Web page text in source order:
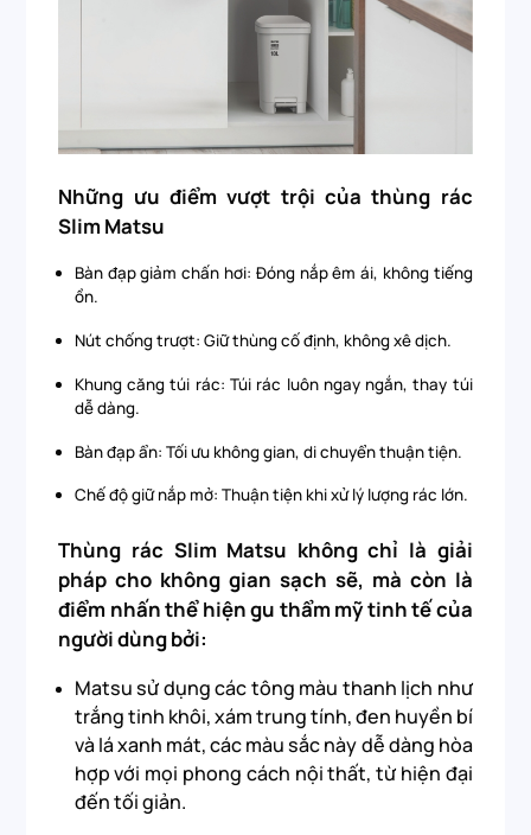
Những ưu điểm vượt trội của thùng rác
Slim Matsu
Bàn đạp giảm chấn hơi: Đóng nắp êm ái, không tiếng
ồn.
Nút chống trượt: Giữ thùng cố định, không xê dịch.
Khung căng túi rác: Túi rác luôn ngay ngắn, thay túi
dễ dàng.
Bàn đạp ẩn: Tối ưu không gian, di chuyển thuận tiện.
Chế độ giữ nắp mở: Thuận tiện khi xử lý lượng rác lớn.
Thùng rác Slim Matsu không chỉ là giải
pháp cho không gian sạch sẽ, mà còn là
điểm nhấn thể hiện gu thẩm mỹ tinh tế của
người dùng bởi:
Matsu sử dụng các tông màu thanh lịch như
trắng tinh khôi, xám trung tính, đen huyền bí
và lá xanh mát, các màu sắc này dễ dàng hòa
hợp với mọi phong cách nội thất, từ hiện đại
đến tối giản.